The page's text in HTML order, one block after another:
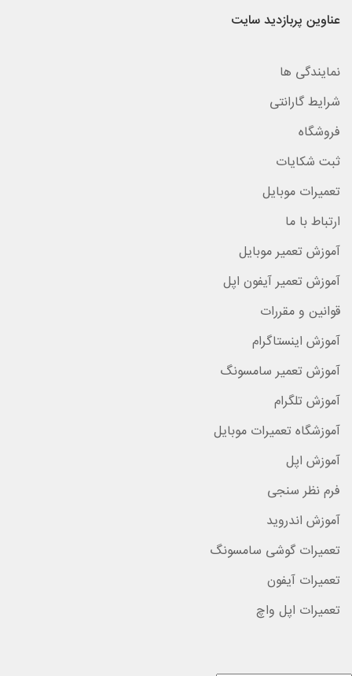
عناوین پربازدید سایت
نمایندگی ها
شرایط گارانتی
فروشگاه
ثبت شکایات
تعمیرات موبایل
ارتباط با ما
آموزش تعمیر موبایل
آموزش تعمیر آیفون اپل
قوانین و مقررات
آموزش اینستاگرام
آموزش تعمیر سامسونگ
آموزش تلگرام
آموزشگاه تعمیرات موبایل
آموزش اپل
فرم نظر سنجی
آموزش اندروید
تعمیرات گوشی سامسونگ
تعمیرات آیفون
تعمیرات اپل واچ